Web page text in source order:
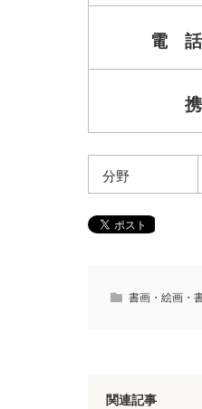
電 話
分野
書画・絵画・
関連記事